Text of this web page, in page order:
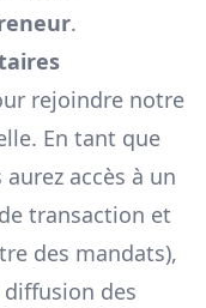
.
rejoindre notre
. En tant que
accès à un
transaction et
des mandats),
des